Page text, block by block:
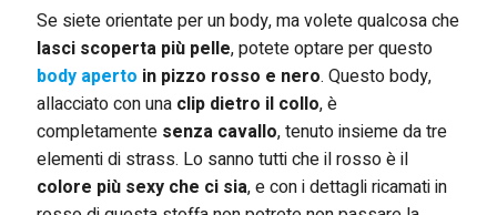
Se siete orientate per un body, ma volete qualcosa che
lasci scoperta più pelle, potete optare per questo
body aperto in pizzo rosso e nero. Questo body,
allacciato con una clip dietro il collo, è
completamente senza cavallo, tenuto insieme da tre
elementi di strass. Lo sanno tutti che il rosso è il
colore più sexy che ci sia, e con i dettagli ricamati in